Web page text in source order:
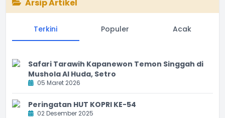
Arsip Artikel
Terkini Populer Acak
Safari Tarawih Kapanewon Temon Singgah di
Mushola Al Huda, Setro
05 Maret 2026
Peringatan HUT KOPRI KE-54
02 Desember 2025